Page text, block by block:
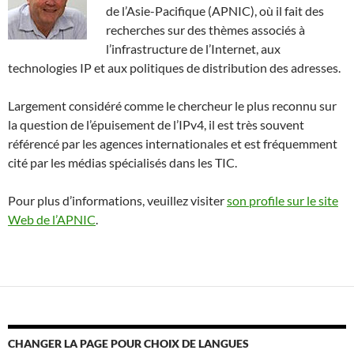
de l’Asie-Pacifique (APNIC), où il fait des
recherches sur des thèmes associés à
l’infrastructure de l’Internet, aux
technologies IP et aux politiques de distribution des adresses.
Largement considéré comme le chercheur le plus reconnu sur
la question de l’épuisement de l’IPv4, il est très souvent
référencé par les agences internationales et est fréquemment
cité par les médias spécialisés dans les TIC.
Pour plus d’informations, veuillez visiterson profile sur le site
Web de l’APNIC.
CHANGER LA PAGE POUR CHOIX DE LANGUES